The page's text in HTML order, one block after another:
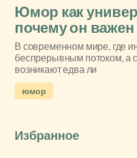
Юмор как
почему он
В современном мире, где
беспрерывным потоком, а
возникают едва ли
юмор
Избранное